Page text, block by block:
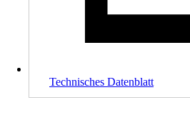
Technisches Datenblatt